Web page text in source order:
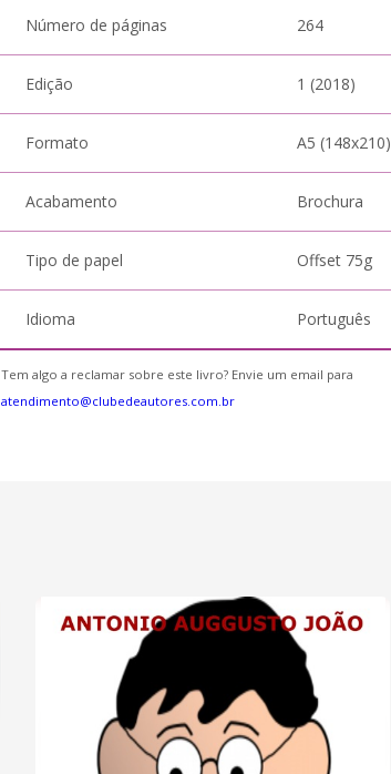
Número de páginas 264
Edição 1 (2018)
Formato A5 (148x210)
Acabamento Brochura
Tipo de papel Offset 75g
Idioma Português
Tem algo a reclamar sobre este livro? Envie um email para
atendimento@clubedeautores.com.br